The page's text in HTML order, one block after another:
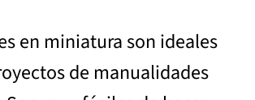
en miniatura son ideales
de manualidades